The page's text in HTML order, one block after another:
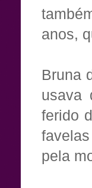
anos,
Bruna
usava
ferido
pela